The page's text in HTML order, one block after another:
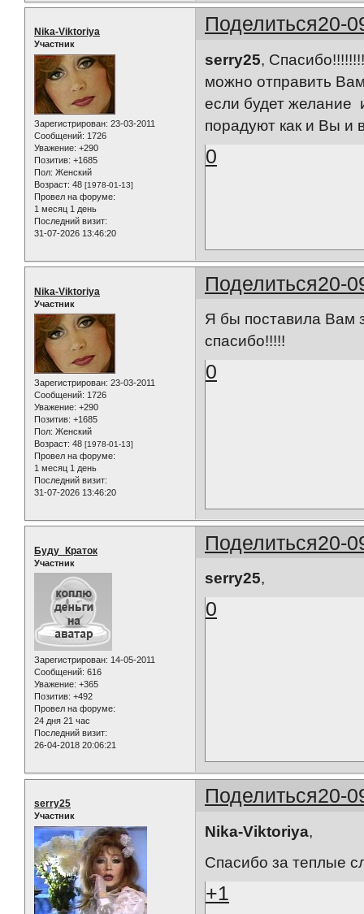
Поделиться20-
Nika-Viktoriya
Участник
Зарегистрирован: 23-03-2011
Сообщений: 1726
Уважение: +290
Позитив: +1685
Пол: Женский
Возраст: 48 [1978-01-13]
Провел на форуме:
1 месяц 1 день
Последний визит:
31-07-2026 13:46:20
serry25,
можно отправить
если будет желание
порадуют как и Вы и
0
Поделиться20-
Nika-Viktoriya
Участник
Зарегистрирован: 23-03-2011
Сообщений: 1726
Уважение: +290
Позитив: +1685
Пол: Женский
Возраст: 48 [1978-01-13]
Провел на форуме:
1 месяц 1 день
Последний визит:
31-07-2026 13:46:20
Я бы поставила Вам
спасибо!!!!!
0
Поделиться20-
Буду_Краток
Участник
Зарегистрирован: 14-05-2011
Сообщений: 616
Уважение: +365
Позитив: +492
Провел на форуме:
24 дня 21 час
Последний визит:
26-04-2018 20:06:21
serry25,
0
Поделиться20-
serry25
Участник
Nika-Viktoriya,
Спасибо за теплые
+1